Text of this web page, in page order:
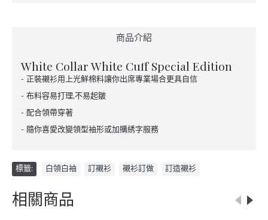
商品介紹
White Collar White Cuff Special Edition
- 正裝襯衫用上光鮮棉料讓你出席專業場合更具自信
- 布料容易打理,不易起皺
- 配合領帶穿著
- 隨你喜愛改變領型袖形或加購綉字服務
標籤: 白領白袖 訂襯衫 襯衫訂做 訂造襯衫
相關商品